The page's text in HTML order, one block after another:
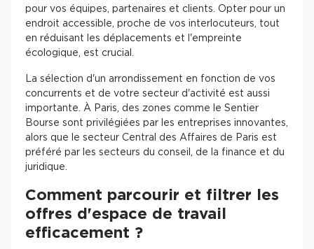
pour vos équipes, partenaires et clients. Opter pour un
endroit accessible, proche de vos interlocuteurs, tout
en réduisant les déplacements et l'empreinte
écologique, est crucial.
La sélection d'un arrondissement en fonction de vos
concurrents et de votre secteur d'activité est aussi
importante. À Paris, des zones comme le Sentier
Bourse sont privilégiées par les entreprises innovantes,
alors que le secteur Central des Affaires de Paris est
préféré par les secteurs du conseil, de la finance et du
juridique.
Comment parcourir et filtrer les
offres d'espace de travail
efficacement ?